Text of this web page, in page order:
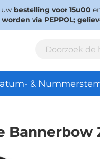
uw bestelling voor 15u00
via PEPPOL;
&
Bannerbow